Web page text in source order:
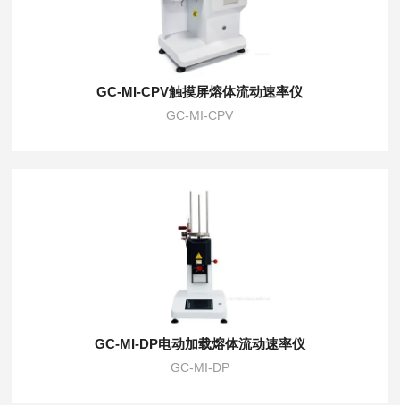
GC-MI-CPV触摸屏熔体流动速率仪
GC-MI-CPV
GC-MI-DP电动加载熔体流动速率仪
GC-MI-DP